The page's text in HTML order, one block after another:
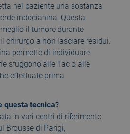
nel paziente una sostanza
indocianina. Questa
il tumore durante
il chirurgo a non lasciare residui.
permette di individuare
sfuggono alle Tac o alle
effettuate prima
questa tecnica?
in vari centri di riferimento
Brousse di Parigi,